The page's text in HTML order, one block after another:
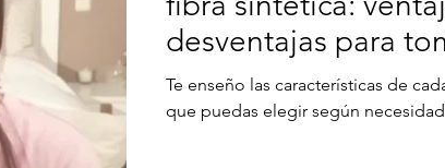
desventajas para
decisión
Te enseño las características de
que puedas elegir según